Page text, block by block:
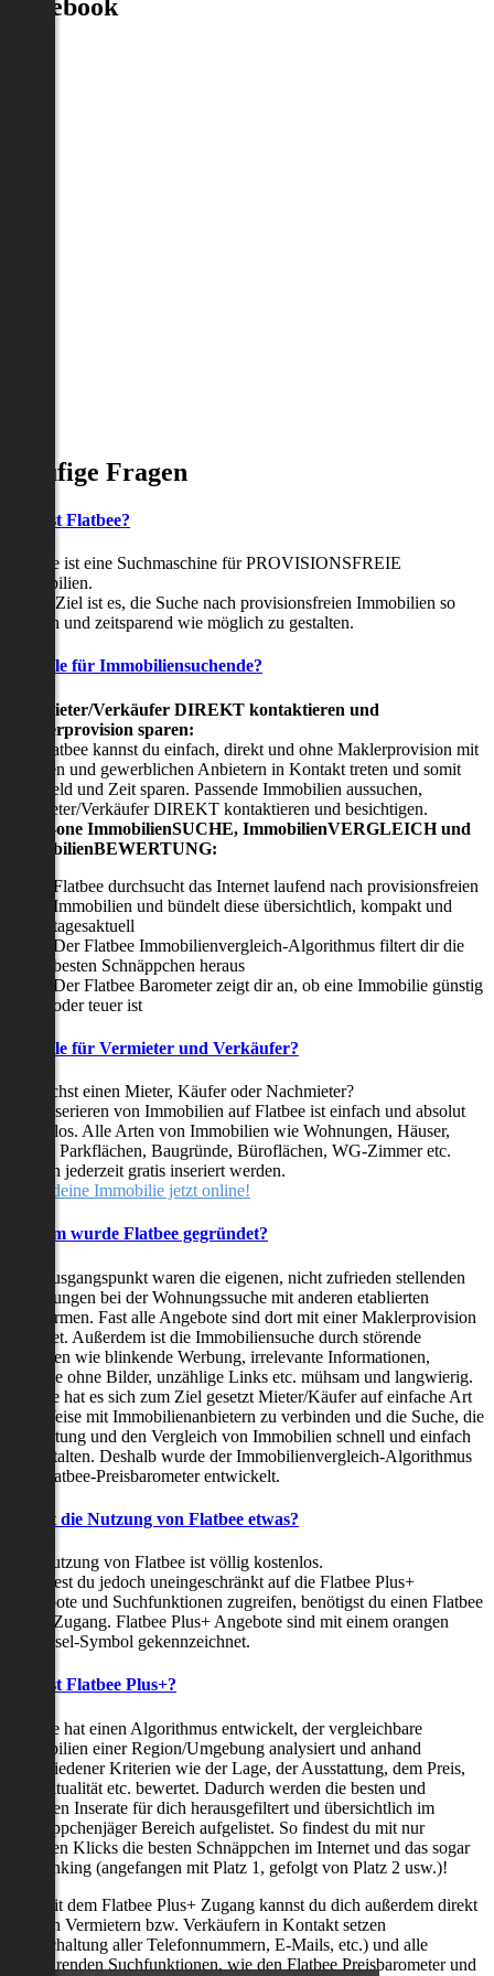
Facebook
Häufige Fragen
Was ist Flatbee?
Flatbee ist eine Suchmaschine für PROVISIONSFREIE
Immobilien.
Unser Ziel ist es, die Suche nach provisionsfreien Immobilien so
einfach und zeitsparend wie möglich zu gestalten.
Vorteile für Immobiliensuchende?
Viermieter/Verkäufer DIREKT kontaktieren und
Maklerprovision sparen:
Mit Flatbee kannst du einfach, direkt und ohne Maklerprovision mit
privaten und gewerblichen Anbietern in Kontakt treten und somit
viel Geld und Zeit sparen. Passende Immobilien aussuchen,
Vermieter/Verkäufer DIREKT kontaktieren und besichtigen.
All-in-one ImmobilienSUCHE, ImmobilienVERGLEICH und
ImmobilienBEWERTUNG:
Flatbee durchsucht das Internet laufend nach provisionsfreien
Immobilien und bündelt diese übersichtlich, kompakt und
tagesaktuell
Der Flatbee Immobilienvergleich-Algorithmus filtert dir die
besten Schnäppchen heraus
Der Flatbee Barometer zeigt dir an, ob eine Immobilie günstig
oder teuer ist
Vorteile für Vermieter und Verkäufer?
Du suchst einen Mieter, Käufer oder Nachmieter?
Das Inserieren von Immobilien auf Flatbee ist einfach und absolut
kostenlos. Alle Arten von Immobilien wie Wohnungen, Häuser,
Villen, Parkflächen, Baugründe, Büroflächen, WG-Zimmer etc.
können jederzeit gratis inseriert werden.
Stelle deine Immobilie jetzt online!
Warum wurde Flatbee gegründet?
Der Ausgangspunkt waren die eigenen, nicht zufrieden stellenden
Erfahrungen bei der Wohnungssuche mit anderen etablierten
Plattformen. Fast alle Angebote sind dort mit einer Maklerprovision
behaftet. Außerdem ist die Immobiliensuche durch störende
Faktoren wie blinkende Werbung, irrelevante Informationen,
Inserate ohne Bilder, unzählige Links etc. mühsam und langwierig.
Flatbee hat es sich zum Ziel gesetzt Mieter/Käufer auf einfache Art
und Weise mit Immobilienanbietern zu verbinden und die Suche, die
Bewertung und den Vergleich von Immobilien schnell und einfach
zu gestalten. Deshalb wurde der Immobilienvergleich-Algorithmus
und Flatbee-Preisbarometer entwickelt.
Kostet die Nutzung von Flatbee etwas?
Die Nutzung von Flatbee ist völlig kostenlos.
Möchtest du jedoch uneingeschränkt auf die Flatbee Plus+
Angebote und Suchfunktionen zugreifen, benötigst du einen Flatbee
Plus+ Zugang. Flatbee Plus+ Angebote sind mit einem orangen
Schlüssel-Symbol gekennzeichnet.
Was ist Flatbee Plus+?
Flatbee hat einen Algorithmus entwickelt, der vergleichbare
Immobilien einer Region/Umgebung analysiert und anhand
verschiedener Kriterien wie der Lage, der Ausstattung, dem Preis,
der Aktualität etc. bewertet. Dadurch werden die besten und
neuesten Inserate für dich herausgefiltert und übersichtlich im
Schnäppchenjäger Bereich aufgelistet. So findest du mit nur
wenigen Klicks die besten Schnäppchen im Internet und das sogar
als Ranking (angefangen mit Platz 1, gefolgt von Platz 2 usw.)!
Nur mit dem Flatbee Plus+ Zugang kannst du dich außerdem direkt
mit den Vermietern bzw. Verkäufern in Kontakt setzen
(Freischaltung aller Telefonnummern, E-Mails, etc.) und alle
zeitsparenden Suchfunktionen, wie den Flatbee Preisbarometer und